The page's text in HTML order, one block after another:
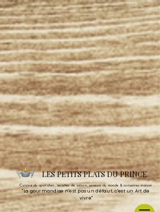
LES PETITS PLATS DU PRINCE
Cuisine du quotidien, recettes de saison, saveurs du monde & conserves maison
"La gourmandise n'est pas un défaut, c'est un Art de
vivre"